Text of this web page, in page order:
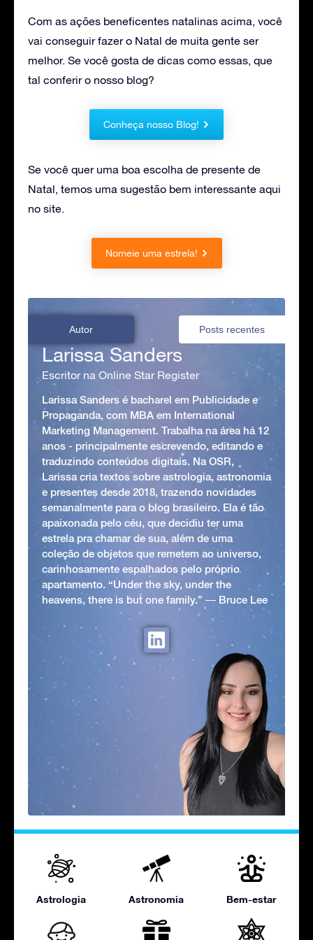
Com as ações beneficentes natalinas acima, você
vai conseguir fazer o Natal de muita gente ser
melhor. Se você gosta de dicas como essas, que
tal conferir o nosso blog?
Conheça nosso Blog!
Se você quer uma boa escolha de presente de
Natal, temos uma sugestão bem interessante aqui
no site.
Nomeie uma estrela!
Autor Posts recentes
Larissa Sanders
Escritor na Online Star Register
Larissa Sanders é bacharel em Publicidade e
Propaganda, com MBA em International
Marketing Management. Trabalha na área há 12
anos - principalmente escrevendo, editando e
traduzindo conteúdos digitais. Na OSR,
Larissa cria textos sobre astrologia, astronomia
e presentes desde 2018, trazendo novidades
semanalmente para o blog brasileiro. Ela é tão
apaixonada pelo céu, que decidiu ter uma
estrela pra chamar de sua, além de uma
coleção de objetos que remetem ao universo,
carinhosamente espalhados pelo próprio
apartamento. “Under the sky, under the
heavens, there is but one family.” ― Bruce Lee
Astrologia Astronomia Bem-estar